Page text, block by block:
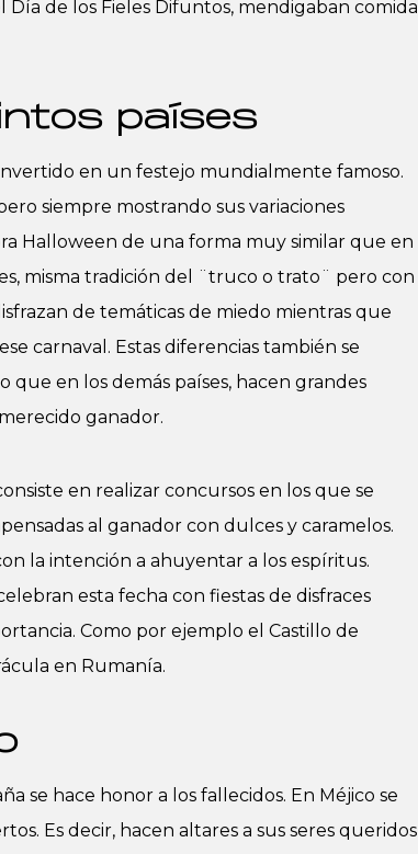
de los Fieles Difuntos, mendigaban comida
países
en un festejo mundialmente famoso.
siempre mostrando sus variaciones
Halloween de una forma muy similar que en
misma tradición del ¨truco o trato¨ pero con
de temáticas de miedo mientras que
carnaval. Estas diferencias también se
en los demás países, hacen grandes
ganador.
en realizar concursos en los que se
al ganador con dulces y caramelos.
la intención a ahuyentar a los espíritus.
esta fecha con fiestas de disfraces
Como por ejemplo el Castillo de
en Rumanía.
se hace honor a los fallecidos. En Méjico se
Es decir, hacen altares a sus seres queridos